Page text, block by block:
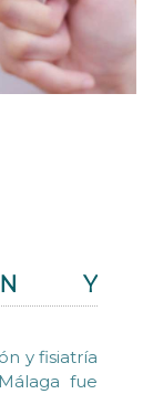
Y
y fisiatría
fue